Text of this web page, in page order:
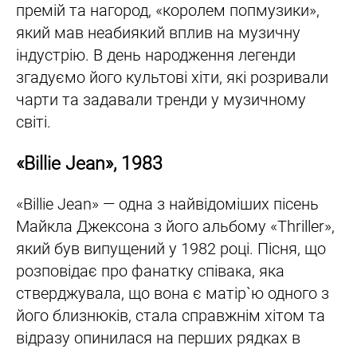
премій та нагород, «королем попмузики»,
який мав неабиякий вплив на музичну
індустрію. В день народження легенди
згадуємо його культові хіти, які розривали
чарти та задавали тренди у музичному
світі.
«Billie Jean», 1983
«Billie Jean» — одна з найвідоміших пісень
Майкла Джексона з його альбому «Thriller»,
який був випущений у 1982 році. Пісня, що
розповідає про фанатку співака, яка
стверджувала, що вона є матір`ю одного з
його близнюків, стала справжнім хітом та
відразу опинилася на перших рядках в